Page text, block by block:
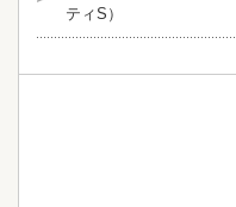
ティS）